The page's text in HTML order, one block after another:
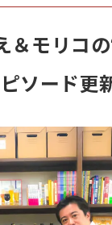
＆モリコの
ソード更